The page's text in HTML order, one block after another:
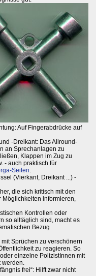
Auf Fingerabdrücke auf
-Dreikant: Das Allround-
an Sprechanlagen zu
Klappen im Zug zu
- auch praktisch für
Seiten.
(Vierkant, Dreikant ...) -
die sich kritisch mit den
Möglichkeiten informieren,
Kontrollen oder
so alltäglich sind, macht es
Bezug
Sprüchen zu verschönern
zu reagieren. So
einzelne PolizistInnen mit
werden.
frei“: Hilft zwar nicht